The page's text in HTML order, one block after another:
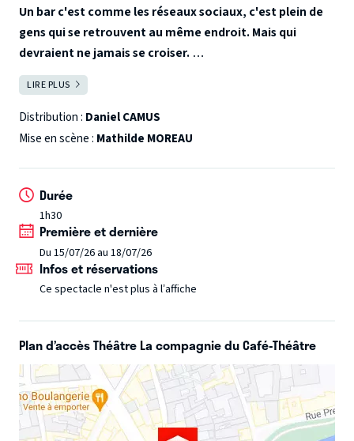
Un bar c'est comme les réseaux sociaux, c'est plein de
gens qui se retrouvent au même endroit. Mais qui
devraient ne jamais se croiser.
Dans sa vie, Daniel Camus a croisé beaucoup de gens
différents : des alcooliques, des excentriques, des
altruistes, des marrants, des suicidaires et des allumés en
tout genre. Tout ça parfois dans la même journée, voire
Non, non, il bossait juste dans un bar, son bar. Aussi à l’aise
sur scène que derrière son comptoir, Daniel prend les
commandes et vous entraine tournées après tournées
dans un univers riche de rencontres et de diversité.
son théâtre ! Et oui Happy Hour oblige !
LIRE PLUS
Distribution : Daniel CAMUS
Mise en scène : Mathilde MOREAU
Durée
1h30
Première et dernière
Du 15/07/26 au 18/07/26
Infos et réservations
Ce spectacle n'est plus à l’affiche
Plan d’accès Théâtre La compagnie du Café-Théâtre